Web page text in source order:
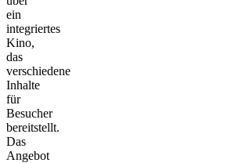
ein
integriertes
Kino,
das
verschiedene
Inhalte
für
Besucher
bereitstellt.
Das
Angebot